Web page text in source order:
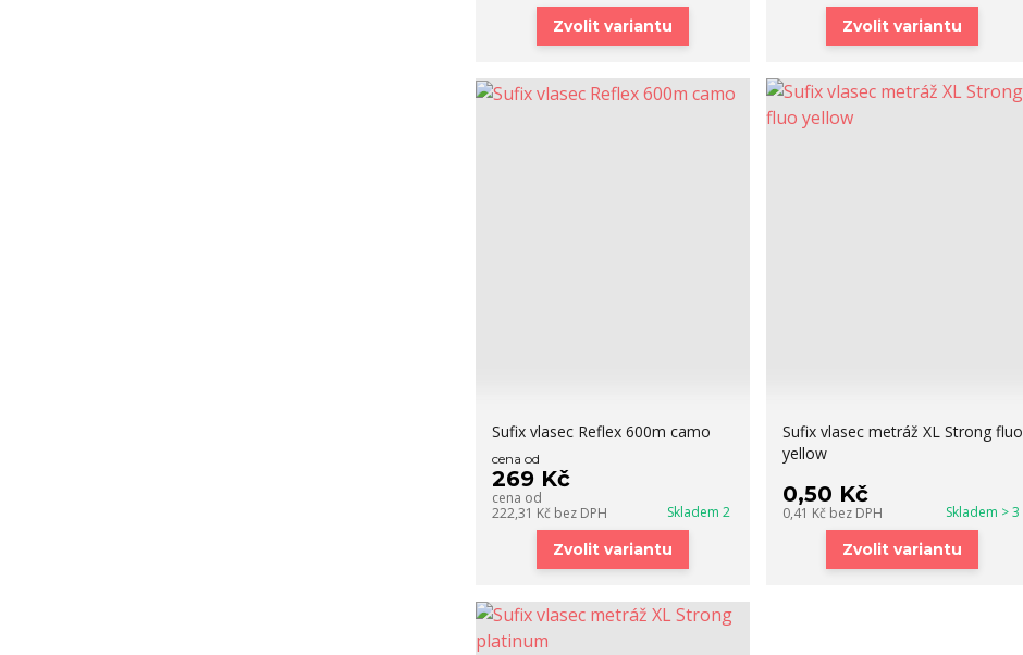
Zvolit variantu Zvolit variantu
Sufix vlasec Reflex 600m camo
cena od
269 Kč
cena od
222,31 Kč bez DPH Skladem 2
Zvolit variantu
Sufix vlasec metráž XL Strong fluo
yellow
0,50 Kč
0,41 Kč bez DPH Skladem > 3
Zvolit variantu